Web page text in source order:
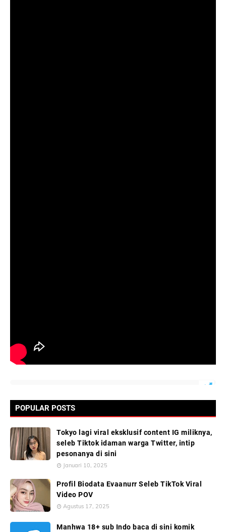
POPULAR POSTS
Tokyo lagi viral eksklusif content IG miliknya,
seleb Tiktok idaman warga Twitter, intip
pesonanya di sini
Januari 10, 2025
Profil Biodata Evaanurr Seleb TikTok Viral
Video POV
Agustus 17, 2025
Manhwa 18+ sub Indo baca di sini komik